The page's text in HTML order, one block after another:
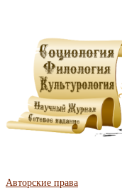
Авторские права